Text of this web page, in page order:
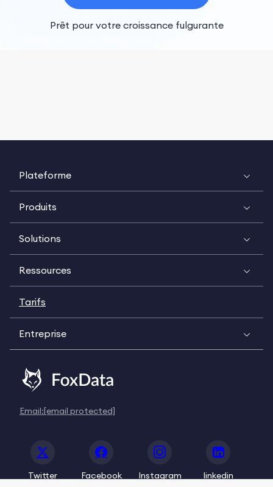
Prêt pour votre croissance fulgurante
Plateforme
Produits
Solutions
Ressources
Tarifs
Entreprise
Email:[email protected]
Twitter Facebook Instagram linkedin